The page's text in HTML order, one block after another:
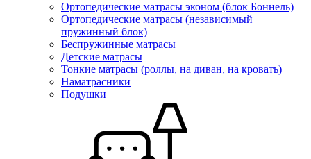
Ортопедические матрасы эконом (блок Боннель)
Ортопедические матрасы (независимый
пружинный блок)
Беcпружинные матрасы
Детские матрасы
Тонкие матрасы (роллы, на диван, на кровать)
Наматрасники
Подушки